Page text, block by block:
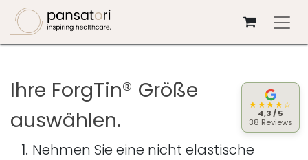
Zum Inhalt springen
Ihre ForgTin® Größe
auswählen.
Nehmen Sie eine nicht elastische
★★★★☆
4,3 / 5
38 Reviews